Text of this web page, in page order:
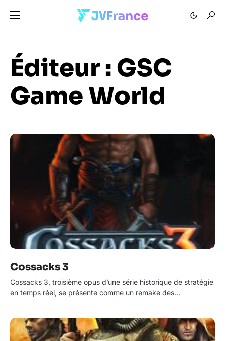
Éditeur :GSC
Game World
Cossacks 3
Cossacks 3, troisième opus d’une série historique de stratégie
en temps réel, se présente comme un remake des…